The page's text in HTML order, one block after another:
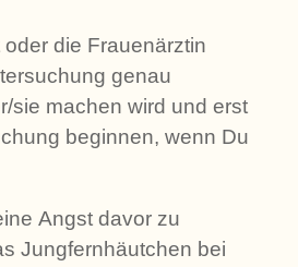
die Frauenärztin
genau
sie machen wird und erst
beginnen, wenn Du
Angst davor zu
Jungfernhäutchen bei